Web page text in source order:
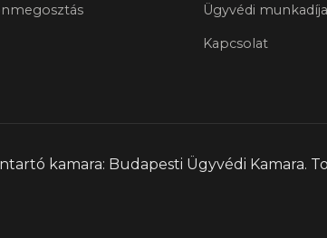
Ügyvédi
Kapcsolat
kamara: Budapesti Ügyvédi Kamara.